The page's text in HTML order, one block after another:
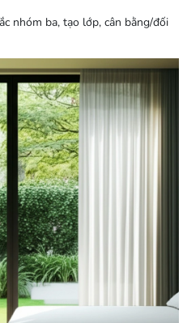
nhóm ba, tạo lớp, cân bằng/đối